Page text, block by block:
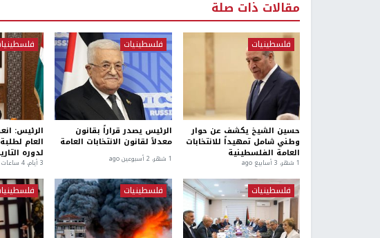
مقالات ذات صلة
فلسطينيات
حسين الشيخ يكشف عن حوار
وطني شامل تمهيداً للانتخابات
العامة الفلسطينية
1 شهر، 3 أسابيع ago
فلسطينيات
الرئيس يصدر قراراً بقانون
معدلاً لقانون الانتخابات العامة
1 شهر، 2 أسبوعين ago
الرئيس:
العام
لدوره
3 أيام، 4 ساعات ago
فلسطينيات فلسطينيات